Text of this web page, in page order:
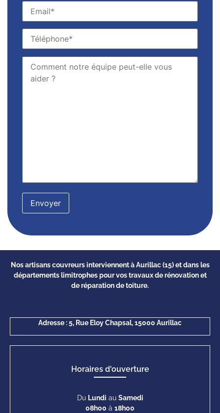
Nos artisans couvreurs interviennent à Aurillac (15) et dans les
départements limitrophes pour vos travaux de rénovation et
de réparation de toiture.
Adresse :5, Rue Eloy Chapsal, 15000 Aurillac
Horaires d'ouverture
Du Lundi au Samedi
08h00 à 18h00